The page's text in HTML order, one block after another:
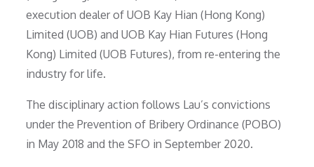
execution dealer of UOB Kay Hian (Hong Kong)
Limited (UOB) and UOB Kay Hian Futures (Hong
Kong) Limited (UOB Futures), from re-entering the
industry for life.
The disciplinary action follows Lau’s convictions
under the Prevention of Bribery Ordinance (POBO)
in May 2018 and the SFO in September 2020.